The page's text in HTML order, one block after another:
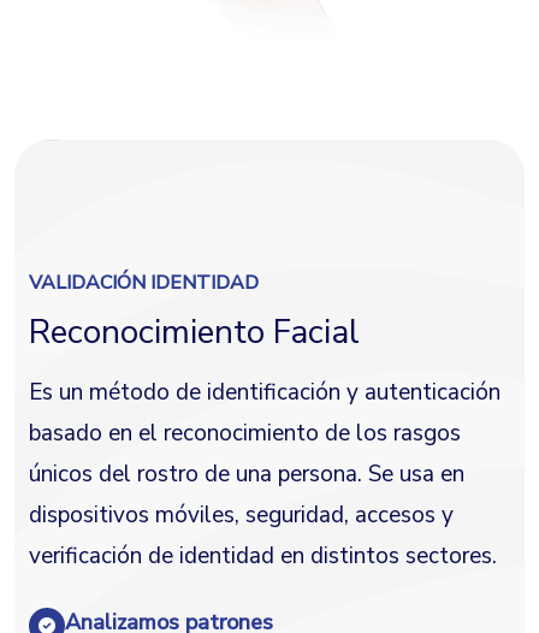
VALIDACIÓN IDENTIDAD
Reconocimiento Facial
Es un método de identificación y autenticación
basado en el reconocimiento de los rasgos
únicos del rostro de una persona. Se usa en
dispositivos móviles, seguridad, accesos y
verificación de identidad en distintos sectores.
Analizamos patrones